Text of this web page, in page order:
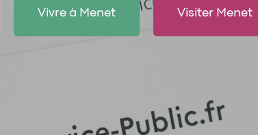
Vivre à Menet Visiter Menet